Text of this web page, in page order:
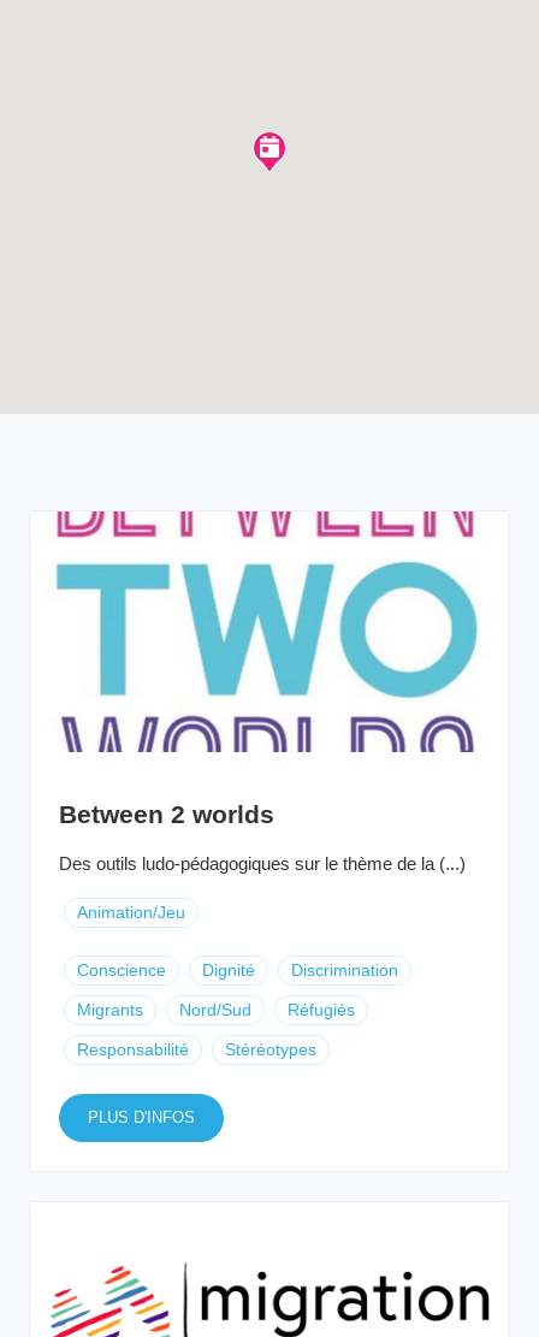
Between 2 worlds
Des outils ludo-pédagogiques sur le thème de la (...)
Animation/Jeu
Conscience Dignité Discrimination
Migrants Nord/Sud Réfugiés
Responsabilité Stéréotypes
PLUS D'INFOS